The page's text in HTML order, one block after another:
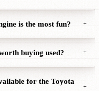
is the most fun? +
buying used? +
for the Toyota
+